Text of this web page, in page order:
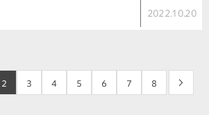
2022.10.20
2 3 4 5 6 7 8 >